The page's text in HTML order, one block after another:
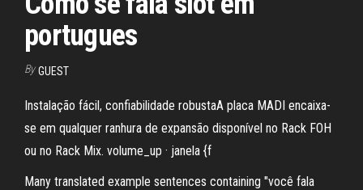
portugues
By GUEST
Instalação fácil, confiabilidade robustaA placa MADI encaixa-
se em qualquer ranhura de expansão disponível no Rack FOH
ou no Rack Mix. volume_up · janela {f
Many translated example sentences containing "você fala